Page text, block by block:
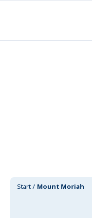
Start Mount Moriah